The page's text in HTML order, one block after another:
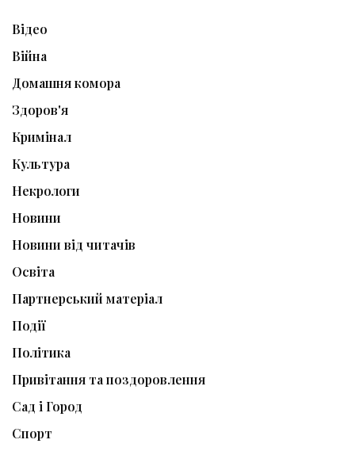
Відео
Війна
Домашня комора
Здоров'я
Кримінал
Культура
Некрологи
Новини
Новини від читачів
Освіта
Партнерський матеріал
Події
Політика
Привітання та поздоровлення
Сад і Город
Спорт